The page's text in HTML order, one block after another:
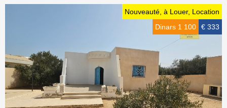
Nouveauté, à Louer, Location
€ 333
Dinars 1 100